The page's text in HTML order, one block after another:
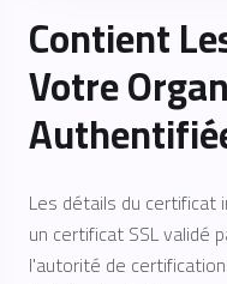
Contient
Votre
Les détails du
un certificat SSL validé
l'autorité de